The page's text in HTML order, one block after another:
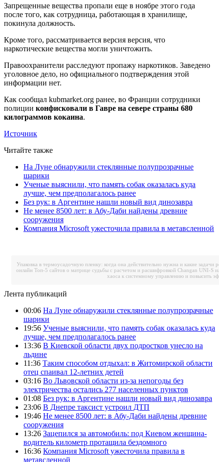
Запрещенные вещества пропали еще в ноябре этого года
после того, как сотрудница, работающая в хранилище,
покинула должность.
Кроме того, рассматривается версия версия, что
наркотические вещества могли уничтожить.
Правоохранители расследуют пропажу наркотиков. Заведено
уголовное дело, но официального подтверждения этой
информации нет.
Как сообщал kubmarket.org ранее, во Франции сотрудники
полиции конфисковали в Гавре на севере страны 680
килограммов кокаина.
Источник
Читайте также
На Луне обнаружили стеклянные полупрозрачные
шарики
Ученые выяснили, что память собак оказалась куда
лучше, чем предполагалось ранее
Без рук: в Аргентине нашли новый вид динозавра
Не менее 8500 лет: в Абу-Даби найдены древние
сооружения
Компания Microsoft ужесточила правила в метавсленной
Упаковка в термоусадочную пленку: когда она действительно нужна и какие задачи
онлайн Топ-5 сайтов о матрице судьбы с расчетом и расшифровкой Changan UNI-S
хаоса к системному управлению и повысить
Лента публикаций
00:06 На Луне обнаружили стеклянные полупрозрачные
шарики
19:56 Ученые выяснили, что память собак оказалась куда
лучше, чем предполагалось ранее
13:36 В Киевской области двух подростков унесло на
льдине
11:36 Таким способом отдыхал: в Житомирской области
отец спаивал 12-летних детей
03:16 Во Львовской области из-за непогоды без
электричества остались 277 населенных пунктов
01:08 Без рук: в Аргентине нашли новый вид динозавра
23:06 В Днепре таксист устроил ДТП
19:46 Не менее 8500 лет: в Абу-Даби найдены древние
сооружения
13:26 Зацепился за автомобиль: под Киевом женщина-
водитель километр протащила бездомного
16:36 Компания Microsoft ужесточила правила в
метавсленной